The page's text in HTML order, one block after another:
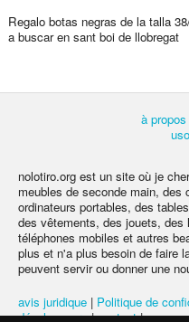
Regalo botas negras de la talla
a buscar en sant boi de llobregat
à
uso
nolotiro.org est un site où je
meubles de seconde main,
ordinateurs portables, des
des vêtements, des jouets,
téléphones mobiles et autres
plus et n'a plus besoin de faire
peuvent servir ou donner une
avis juridique | Politique de
développeurs|contact|